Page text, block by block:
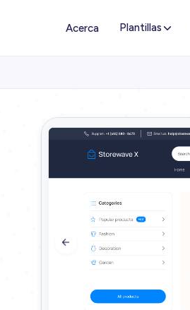
Acerca Plantillas
